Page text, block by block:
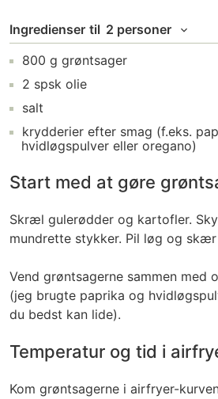
Ingredienser til 2 personer
800 g grøntsager
2 spsk olie
salt
krydderier efter smag (f.eks.
hvidløgspulver eller oregano)
Start med at gøre
Skræl gulerødder og kartofler.
mundrette stykker. Pil løg og
Vend grøntsagerne sammen
(jeg brugte paprika og
du bedst kan lide).
Temperatur og tid i
Kom grøntsagerne i airfryer-